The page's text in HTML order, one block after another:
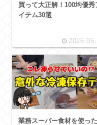
買って大正解！100均優秀
イテム30選
業務スーパー食材を使った